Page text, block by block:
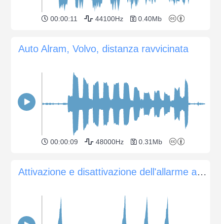
00:00:11 44100Hz 0.40Mb
Auto Alram, Volvo, distanza ravvicinata
00:00:09 48000Hz 0.31Mb
Attivazione e disattivazione dell'allarme auto